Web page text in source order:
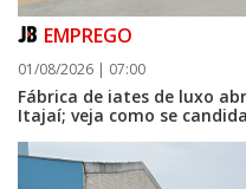
EMPREGO
01/08/2026 | 07:00
Fábrica de iates de luxo
Itajaí; veja como se